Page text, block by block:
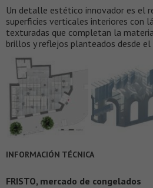
Un detalle estético innovador es el
superficies verticales interiores con
texturadas que completan la
brillos y reflejos planteados desde
INFORMACIÓN TÉCNICA
FRISTO, mercado de congelados